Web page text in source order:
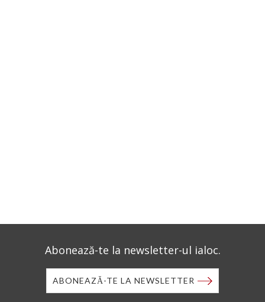
Abonează-te la newsletter-ul ialoc.
ABONEAZĂ-TE LA NEWSLETTER